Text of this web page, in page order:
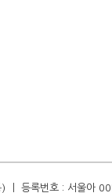
ㅣ 등록번호 : 서울아